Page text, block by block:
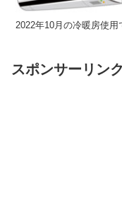
2022年10月の冷暖房使用
スポンサーリンク